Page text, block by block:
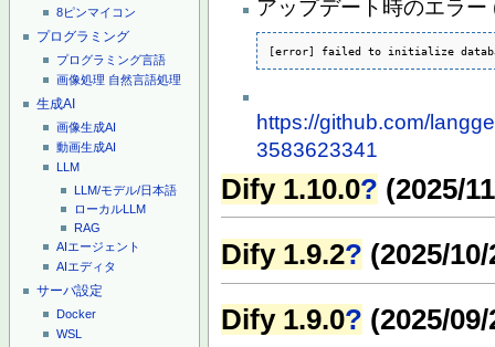
8ピンマイコン
プログラミング
プログラミング言語
画像処理 自然言語処理
生成AI
画像生成AI
動画生成AI
LLM
LLM/モデル/日本語
ローカルLLM
RAG
AIエージェント
AIエディタ
サーバ設定
Docker
WSL
アップデート時のエラ
[error] failed to initialize
https://github.com/
3583623341
Dify 1.10.0? (2025/
Dify 1.9.2? (2025/
Dify 1.9.0? (2025/